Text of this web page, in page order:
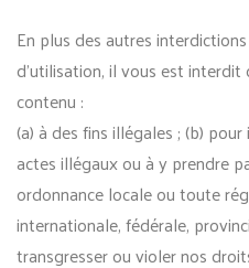
En plus des autres
d’utilisation, il vous est interdit
contenu :
(a) à des fins illégales ; (b)
actes illégaux ou à y prendre
ordonnance locale ou toute
internationale, fédérale,
transgresser ou violer nos